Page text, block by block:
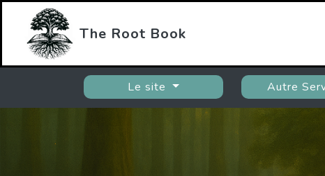
The Root Book
Le site Autre